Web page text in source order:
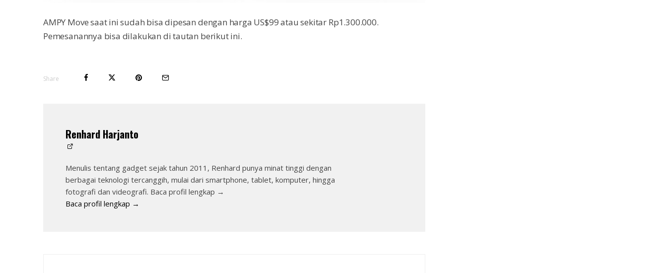
AMPY Move saat ini sudah bisa dipesan dengan harga US$99 atau sekitar Rp1.300.000.
Pemesanannya bisa dilakukan di tautan berikut ini.
Share
Renhard Harjanto
Menulis tentang gadget sejak tahun 2011, Renhard punya minat tinggi dengan
berbagai teknologi tercanggih, mulai dari smartphone, tablet, komputer, hingga
fotografi dan videografi. Baca profil lengkap →
Baca profil lengkap →